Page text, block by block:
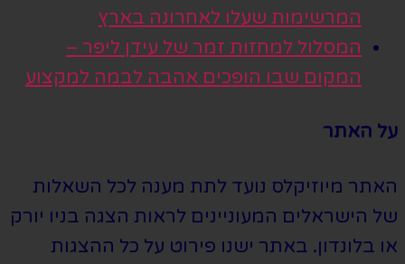
המרשימות שעלו לאחרונה בארץ
המסלול למחזות זמר של עידן ליפר –
המקום שבו הופכים אהבה לבמה למקצוע
על האתר
האתר מיוזיקלס נועד לתת מענה לכל השאלות
של הישראלים המעוניינים לראות הצגה בניו יורק
או בלונדון. באתר ישנו פירוט על כל ההצגות